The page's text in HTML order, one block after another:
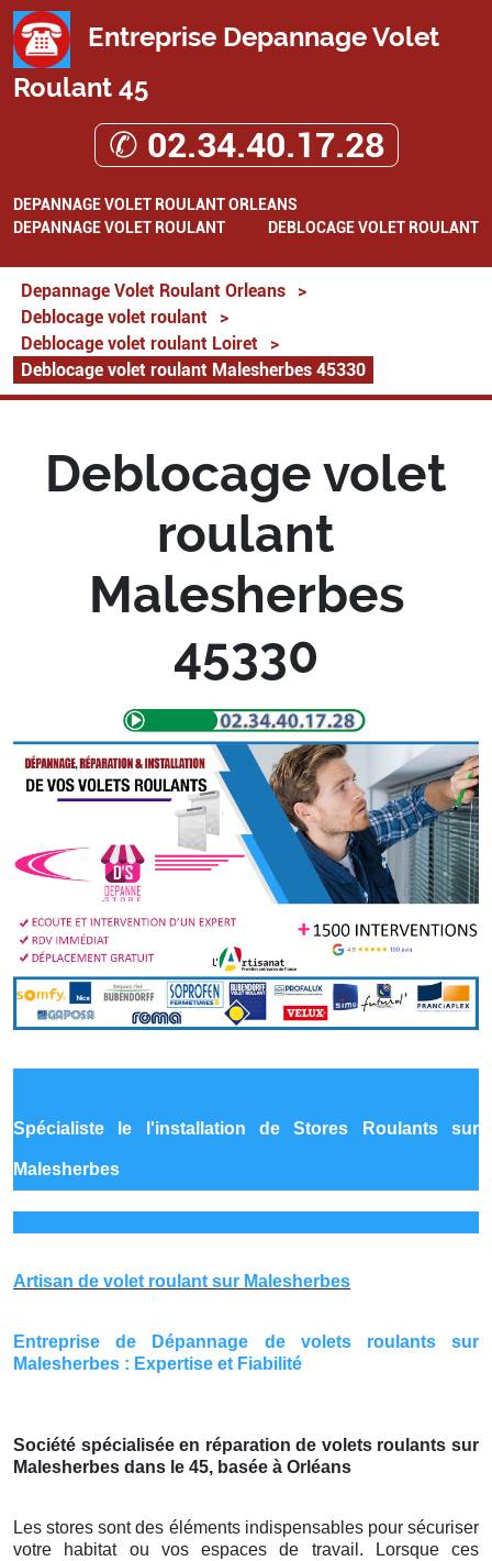
Entreprise Depannage Volet
Roulant 45
✆ 02.34.40.17.28
DEPANNAGE VOLET ROULANT ORLEANS
DEPANNAGE VOLET ROULANT
DEBLOCAGE VOLET ROULANT
Depannage Volet Roulant Orleans
>
Deblocage volet roulant
>
Deblocage volet roulant Loiret
>
Deblocage volet roulant Malesherbes 45330
Deblocage volet
roulant
Malesherbes
45330
Spécialiste le l'installation de Stores Roulants sur
Malesherbes
Artisan de volet roulant sur Malesherbes
Entreprise de Dépannage de volets roulants sur
Malesherbes : Expertise et Fiabilité
Société spécialisée en réparation de volets roulants sur
Malesherbes dans le 45, basée à Orléans
Les stores sont des éléments indispensables pour sécuriser
votre habitat ou vos espaces de travail. Lorsque ces